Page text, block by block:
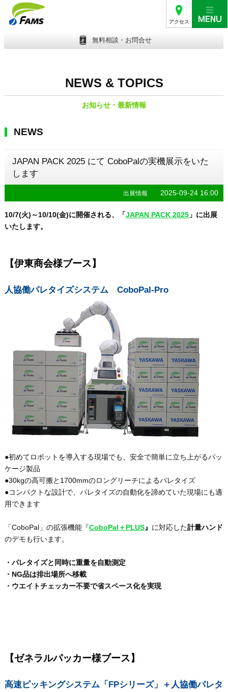
アクセス
無料相談・お問合せ
NEWS & TOPICS
お知らせ・最新情報
NEWS
JAPAN PACK 2025 にて CoboPalの実機展示をいた
します
出展情報 2025-09-24 16:00
10/7(火)～10/10(金)に開催される、「JAPAN PACK 2025」に出展
いたします。
【伊東商会様ブース】
人協働パレタイズシステム CoboPal-Pro
●初めてロボットを導入する現場でも、安全で簡単に立ち上がるパッ
ケージ製品
●30kgの高可搬と1700mmのロングリーチによるパレタイズ
●コンパクトな設計で、パレタイズの自動化を諦めていた現場にも適
用できます
「CoboPal」の拡張機能『CoboPal＋PLUS』 に対応した計量ハンド
のデモも行います。
・パレタイズと同時に重量を自動測定
・NG品は排出場所へ移載
・ウエイトチェッカー不要で省スペース化を実現
【ゼネラルパッカー様ブース】
高速ピッキングシステム「FPシリーズ」＋人協働パレタ